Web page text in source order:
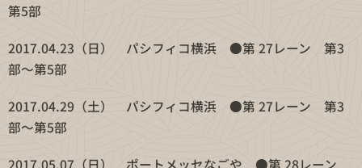
第5部
2017.04.23（日） パシフィコ横浜 ●第 27レーン 第3
部〜第5部
2017.04.29（土） パシフィコ横浜 ●第 27レーン 第3
部〜第5部
2017.05.07（日） ポートメッセなごや ●第 28レーン